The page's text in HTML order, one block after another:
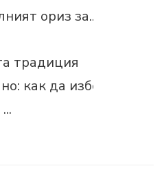
ориз за...
традиция
как да изберем